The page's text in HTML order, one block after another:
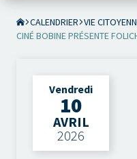
CALENDRIER VIE
CINÉ BOBINE PRÉSENTE
Vendredi
10
AVRIL
2026